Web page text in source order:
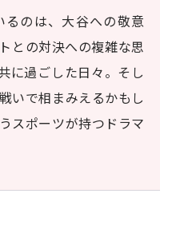
のは、大谷への敬意
との対決への複雑な思
に過ごした日々。そし
いで相まみえるかもし
スポーツが持つドラマ